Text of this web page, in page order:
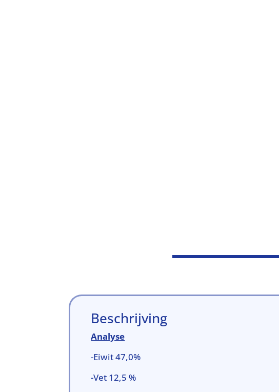
Beschrijving
Analyse
-Eiwit 47,0%
-Vet 12,5 %